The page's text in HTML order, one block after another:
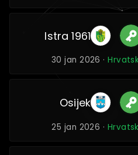
Istra 1961
30 jan 2026 ·
Osijek
25 jan 2026 ·